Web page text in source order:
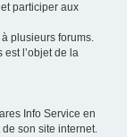
participer aux
plusieurs forums.
l’objet de la
Info Service en
de son site internet.